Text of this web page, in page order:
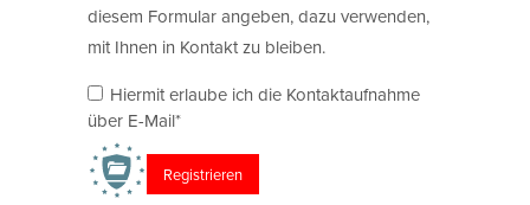
diesem Formular angeben, dazu verwenden,
mit Ihnen in Kontakt zu bleiben.
Hiermit erlaube ich die Kontaktaufnahme
über E-Mail*